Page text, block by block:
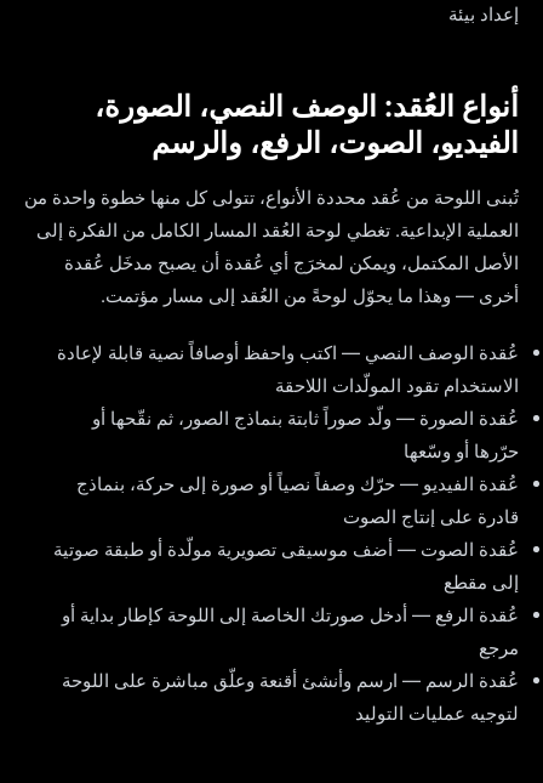
إعداد بيئة
أنواع العُقد: الوصف النصي، الصورة،
الفيديو، الصوت، الرفع، والرسم
تُبنى اللوحة من عُقد محددة الأنواع، تتولى كل منها خطوة واحدة من
العملية الإبداعية. تغطي لوحة العُقد المسار الكامل من الفكرة إلى
الأصل المكتمل، ويمكن لمخرَج أي عُقدة أن يصبح مدخَل عُقدة
أخرى — وهذا ما يحوّل لوحةً من العُقد إلى مسار مؤتمت.
عُقدة الوصف النصي — اكتب واحفظ أوصافاً نصية قابلة لإعادة
الاستخدام تقود المولّدات اللاحقة
عُقدة الصورة — ولّد صوراً ثابتة بنماذج الصور، ثم نقّحها أو
حرّرها أو وسّعها
عُقدة الفيديو — حرّك وصفاً نصياً أو صورة إلى حركة، بنماذج
قادرة على إنتاج الصوت
عُقدة الصوت — أضف موسيقى تصويرية مولّدة أو طبقة صوتية
إلى مقطع
عُقدة الرفع — أدخل صورتك الخاصة إلى اللوحة كإطار بداية أو
مرجع
عُقدة الرسم — ارسم وأنشئ أقنعة وعلّق مباشرة على اللوحة
لتوجيه عمليات التوليد